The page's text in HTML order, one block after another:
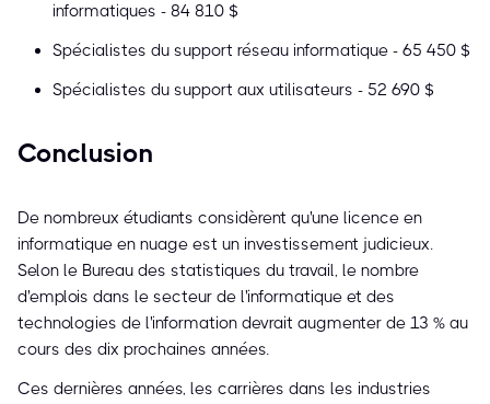
informatiques - 84 810 $
Spécialistes du support réseau informatique - 65 450 $
Spécialistes du support aux utilisateurs - 52 690 $
Conclusion
De nombreux étudiants considèrent qu'une licence en
informatique en nuage est un investissement judicieux.
Selon le Bureau des statistiques du travail, le nombre
d'emplois dans le secteur de l'informatique et des
technologies de l'information devrait augmenter de 13 % au
cours des dix prochaines années.
Ces dernières années, les carrières dans les industries